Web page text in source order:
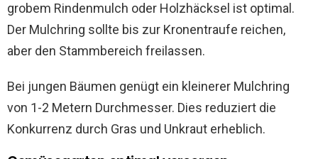
grobem Rindenmulch oder Holzhäcksel ist optimal.
Der Mulchring sollte bis zur Kronentraufe reichen,
aber den Stammbereich freilassen.
Bei jungen Bäumen genügt ein kleinerer Mulchring
von 1-2 Metern Durchmesser. Dies reduziert die
Konkurrenz durch Gras und Unkraut erheblich.